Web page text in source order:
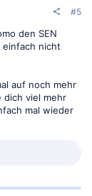
#5
den SEN
nicht
auf noch mehr
dich viel mehr
mal wieder